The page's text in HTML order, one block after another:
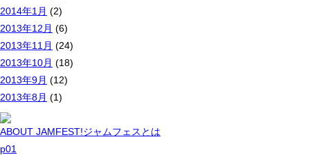
2014年1月 (2)
2013年12月 (6)
2013年11月 (24)
2013年10月 (18)
2013年9月 (12)
2013年8月 (1)
ABOUT JAMFEST!ジャムフェスとは
p01